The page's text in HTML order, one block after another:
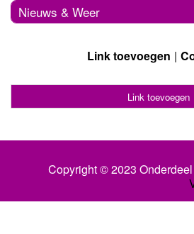
Nieuws & Weer
Link toevoegen
Link toevoegen
Copyright © 2023